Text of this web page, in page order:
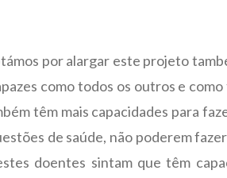
por alargar este projeto
como todos os outros e
têm mais capacidades para
de saúde, não poderem
doentes sintam que têm